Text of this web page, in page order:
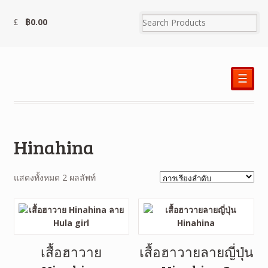
฿0.00
☰
Hinahina
แสดงทั้งหมด 2 ผลลัพท์
เสื้อฮาวาย
เสื้อฮาวายลายญี่ปุ่น